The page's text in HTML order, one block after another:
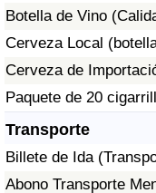
Botella de Vino
Cerveza Local
Cerveza de
Paquete de 20
Transporte
Billete de Ida
Abono Transporte
Índice de Tráfico
Índice de Tráfico
Índice de Tráfico